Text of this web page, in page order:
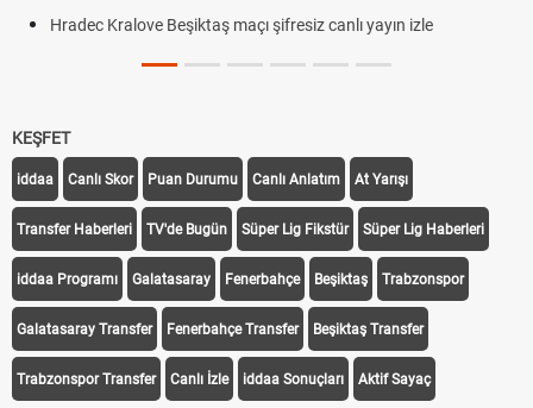
Hradec Kralove Beşiktaş maçı şifresiz canlı yayın izle
KEŞFET
iddaa Canlı Skor Puan Durumu Canlı Anlatım At Yarışı
Transfer Haberleri TV'de Bugün Süper Lig Fikstür Süper Lig Haberleri
iddaa Programı Galatasaray Fenerbahçe Beşiktaş Trabzonspor
Galatasaray Transfer Fenerbahçe Transfer Beşiktaş Transfer
Trabzonspor Transfer Canlı İzle iddaa Sonuçları Aktif Sayaç